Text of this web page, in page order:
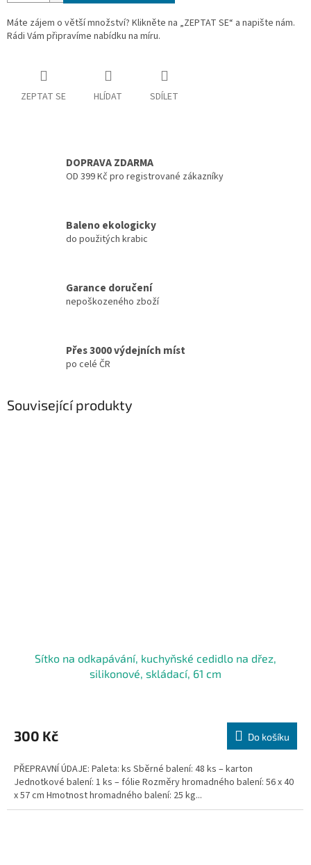
Máte zájem o větší množství? Klikněte na „ZEPTAT SE“ a napište nám.
Rádi Vám připravíme nabídku na míru.
ZEPTAT SE HLÍDAT SDÍLET
DOPRAVA ZDARMA
OD 399 Kč pro registrované zákazníky
Baleno ekologicky
do použitých krabic
Garance doručení
nepoškozeného zboží
Přes 3000 výdejních míst
po celé ČR
Související produkty
Sítko na odkapávání, kuchyňské cedidlo na dřez,
silikonové, skládací, 61 cm
300 Kč Do košíku
PŘEPRAVNÍ ÚDAJE: Paleta: ks Sběrné balení: 48 ks – karton
Jednotkové balení: 1 ks – fólie Rozměry hromadného balení: 56 x 40
x 57 cm Hmotnost hromadného balení: 25 kg...